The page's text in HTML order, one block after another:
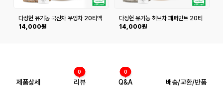
다정헌 유기농 국산차 우엉차 20티백
+20티백
14,000원
다정헌 유기농 허브차 페퍼민트 20티
백+20티백
14,000원
제품상세 리뷰
0
Q&A
0
배송/교환/반품